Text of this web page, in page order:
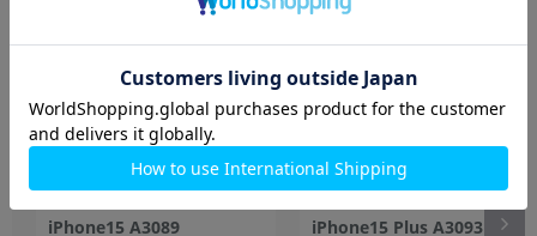
iPhone15 A3089 iPhone15 Plus A3093